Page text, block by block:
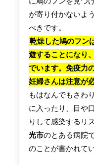
が寄り付かないよ
べきです。
乾燥した鳩のフン
遊することになり
でいます。免疫力
妊婦さんは注意が
もはなんでもさわ
に入ったり、目や
りして感染するリ
光市のとある病院
のことが書かれて